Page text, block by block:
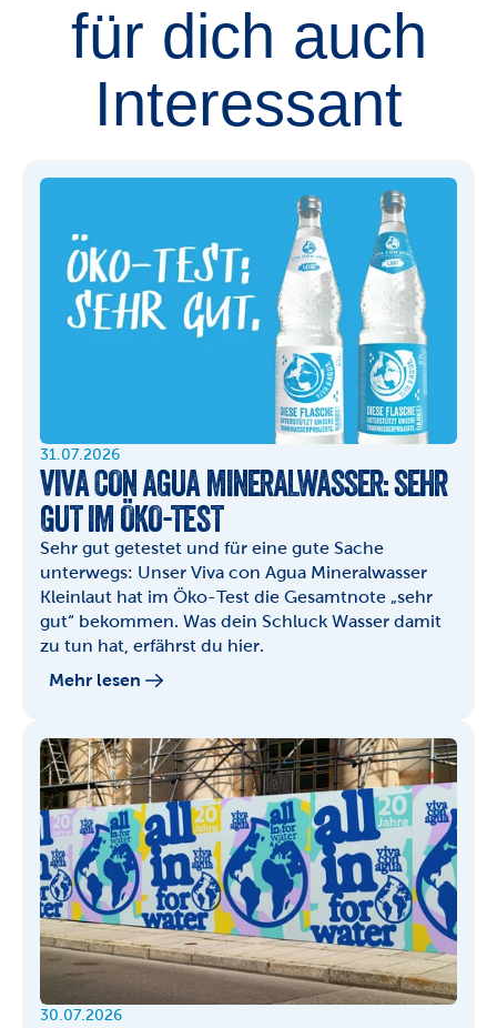
für dich auch
Interessant
31.07.2026
VIVA CON AGUA MINERALWASSER: SEHR
GUT IM ÖKO-TEST
Sehr gut getestet und für eine gute Sache
unterwegs: Unser Viva con Agua Mineralwasser
Kleinlaut hat im Öko-Test die Gesamtnote „sehr
gut“ bekommen. Was dein Schluck Wasser damit
zu tun hat, erfährst du hier.
Mehr lesen
30.07.2026